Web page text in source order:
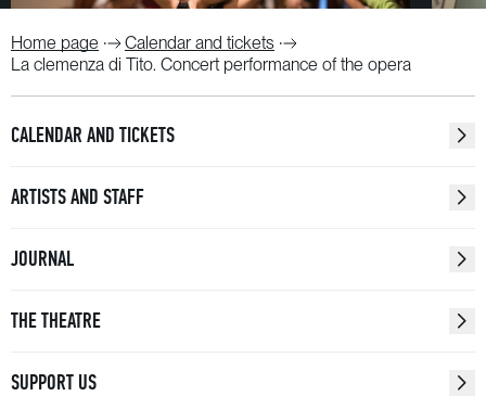
Home page
Calendar and tickets
La clemenza di Tito. Concert performance of the opera
CALENDAR AND TICKETS
ARTISTS AND STAFF
JOURNAL
THE THEATRE
SUPPORT US